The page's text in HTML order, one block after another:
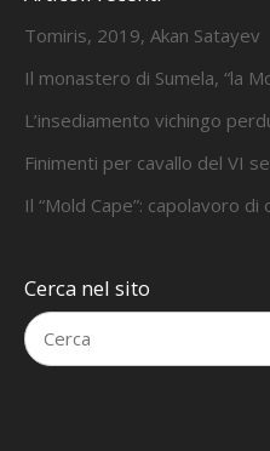
Tomiris, 2019, Akan Satayev
Il monastero di Sumela, “la
L’insediamento vichingo
Finimenti per cavallo del VI
Il “Mold Cape”: capolavoro
Cerca nel sito